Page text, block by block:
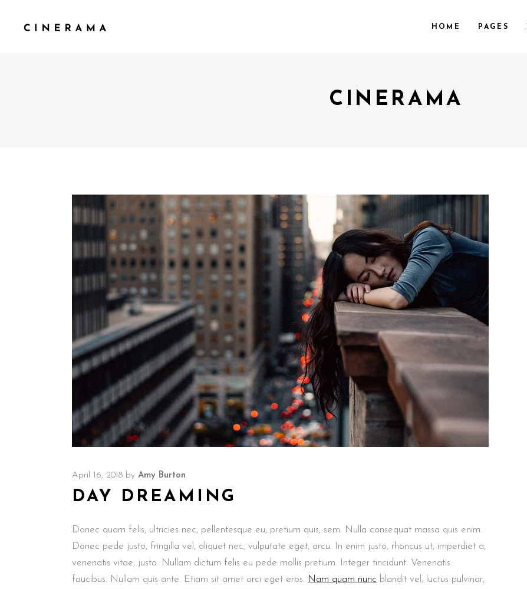
HOME PAGES
CINERAMA
April 16, 2018 by Amy Burton
DAY DREAMING
Donec quam felis, ultricies nec, pellentesque eu, pretium quis, sem. Nulla consequat massa quis enim.
Donec pede justo, fringilla vel, aliquet nec, vulputate eget, arcu. In enim justo, rhoncus ut, imperdiet a,
venenatis vitae, justo. Nullam dictum felis eu pede mollis pretium. Integer tincidunt. Venenatis
faucibus. Nullam quis ante. Etiam sit amet orci eget eros. Nam quam nunc blandit vel, luctus pulvinar,